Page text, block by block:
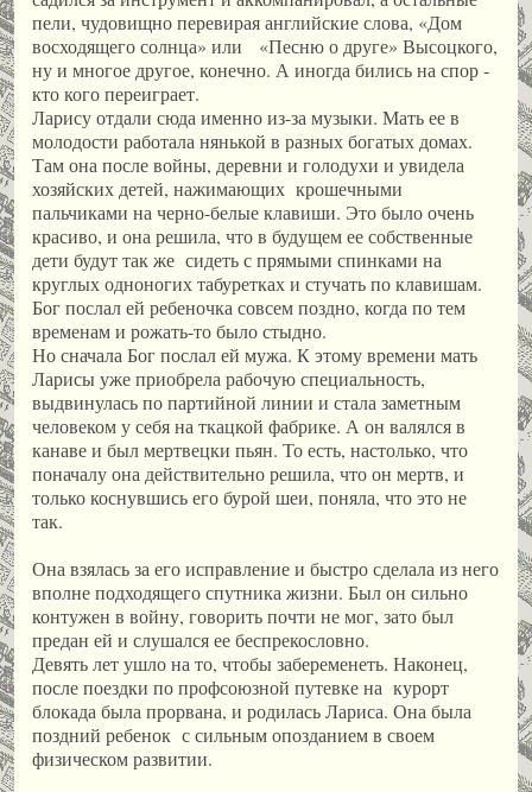
пели, чудовищно перевирая английские слова, «Дом
восходящего солнца» или «Песню о друге» Высоцкого,
ну и многое другое, конечно. А иногда бились на спор -
кто кого переиграет.
Ларису отдали сюда именно из-за музыки. Мать ее в
молодости работала нянькой в разных богатых домах.
Там она после войны, деревни и голодухи и увидела
хозяйских детей, нажимающих крошечными
пальчиками на черно-белые клавиши. Это было очень
красиво, и она решила, что в будущем ее собственные
дети будут так же сидеть с прямыми спинками на
круглых одноногих табуретках и стучать по клавишам.
Бог послал ей ребеночка совсем поздно, когда по тем
временам и рожать-то было стыдно.
Но сначала Бог послал ей мужа. К этому времени мать
Ларисы уже приобрела рабочую специальность,
выдвинулась по партийной линии и стала заметным
человеком у себя на ткацкой фабрике. А он валялся в
канаве и был мертвецки пьян. То есть, настолько, что
поначалу она действительно решила, что он мертв, и
только коснувшись его бурой шеи, поняла, что это не
так.
Она взялась за его исправление и быстро сделала из него
вполне подходящего спутника жизни. Был он сильно
контужен в войну, говорить почти не мог, зато был
предан ей и слушался ее беспрекословно.
Девять лет ушло на то, чтобы забеременеть. Наконец,
после поездки по профсоюзной путевке на курорт
блокада была прорвана, и родилась Лариса. Она была
поздний ребенок с сильным опозданием в своем
физическом развитии.